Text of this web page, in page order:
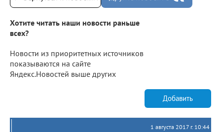
Хотите читать наши новости раньше
всех?
Новости из приоритетных источников
показываются на сайте
Яндекс.Новостей выше других
Добавить
1 августа 2017 г. 10:44